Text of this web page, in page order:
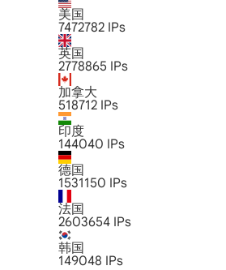
美国
7472782 IPs
英国
2778865 IPs
加拿大
518712 IPs
印度
144040 IPs
德国
1531150 IPs
法国
2603654 IPs
韩国
149048 IPs